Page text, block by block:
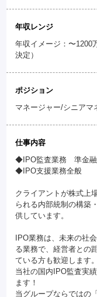
年収レンジ
年収イメージ：〜1200
決定）
ポジション
マネージャー/シニアマ
仕事内容
◆IPO監査業務 準金融
◆IPO支援業務全般
クライアントが株式上
られる内部統制の構築
供しています。
IPO業務は、未来の社
る業務で、経営者との
ている方も歓迎します。
当社の国内IPO監査実
ます！
当グループならではの